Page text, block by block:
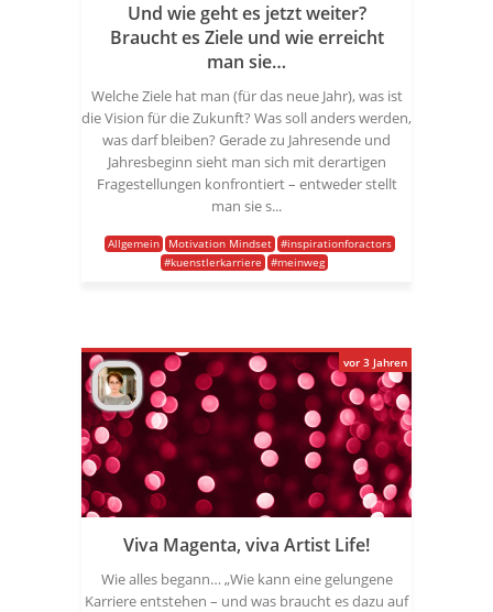
Und wie geht es jetzt weiter?
Braucht es Ziele und wie erreicht
man sie…
Welche Ziele hat man (für das neue Jahr), was ist
die Vision für die Zukunft? Was soll anders werden,
was darf bleiben? Gerade zu Jahresende und
Jahresbeginn sieht man sich mit derartigen
Fragestellungen konfrontiert – entweder stellt
man sie s...
Allgemein Motivation Mindset
#inspirationforactors
#kuenstlerkarriere
#meinweg
Viva Magenta, viva Artist Life!
Wie alles begann… „Wie kann eine gelungene
Karriere entstehen – und was braucht es dazu auf
vor 3 Jahren